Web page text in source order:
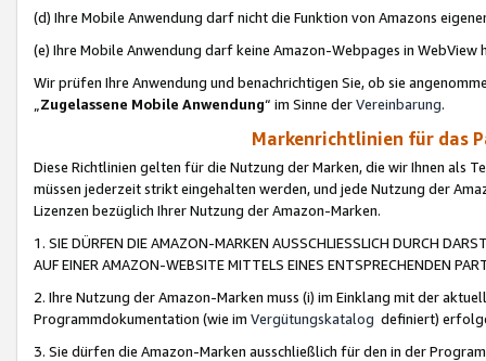
(d) Ihre Mobile Anwendung darf nicht die Funktion von Amazons
(e) Ihre Mobile Anwendung darf keine Amazon-Webpages in WebView
Wir prüfen Ihre Anwendung und benachrichtigen Sie, ob sie
„Zugelassene Mobile Anwendung“ im Sinne derVereinbarung.
Markenrichtlinien für das
Diese Richtlinien gelten für die Nutzung der Marken, die wir Ihnen als
müssen jederzeit strikt eingehalten werden, und jede Nutzung der
Lizenzen bezüglich Ihrer Nutzung der Amazon-Marken.
1. SIE DÜRFEN DIE AMAZON-MARKEN AUSSCHLIESSLICH DURCH
AUF EINER AMAZON-WEBSITE MITTELS EINES ENTSPRECHENDEN
2. Ihre Nutzung der Amazon-Marken muss (i) im Einklang mit der
Programmdokumentation (wie im Vergütungskatalog definiert)
3. Sie dürfen die Amazon-Marken ausschließlich für den in der